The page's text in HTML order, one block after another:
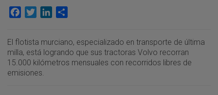
Facebook
TwitterLinkedIn
El flotista murciano, especializado en transporte de última
milla, está logrando que sus tractoras Volvo recorran
15.000 kilómetros mensuales con recorridos libres de
emisiones.